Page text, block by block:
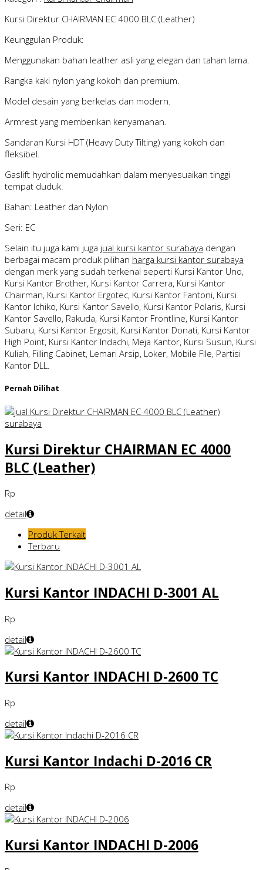
Kursi Direktur CHAIRMAN EC 4000 BLC (Leather)
Keunggulan Produk:
Menggunakan bahan leather asli yang elegan dan tahan lama.
Rangka kaki nylon yang kokoh dan premium.
Model desain yang berkelas dan modern.
Armrest yang memberikan kenyamanan.
Sandaran Kursi HDT (Heavy Duty Tilting) yang kokoh dan
fleksibel.
Gaslift hydrolic memudahkan dalam menyesuaikan tinggi
tempat duduk.
Bahan: Leather dan Nylon
Seri: EC
Selain itu juga kami juga jual kursi kantor surabaya dengan
berbagai macam produk pilihan harga kursi kantor surabaya
dengan merk yang sudah terkenal seperti Kursi Kantor Uno,
Kursi Kantor Brother, Kursi Kantor Carrera, Kursi Kantor
Chairman, Kursi Kantor Ergotec, Kursi Kantor Fantoni, Kursi
Kantor Ichiko, Kursi Kantor Savello, Kursi Kantor Polaris, Kursi
Kantor Savello, Rakuda, Kursi Kantor Frontline, Kursi Kantor
Subaru, Kursi Kantor Ergosit, Kursi Kantor Donati, Kursi Kantor
High Point, Kursi Kantor Indachi, Meja Kantor, Kursi Susun, Kursi
Kuliah, Filling Cabinet, Lemari Arsip, Loker, Mobile FIle, Partisi
Kantor DLL.
Pernah Dilihat
Kursi Direktur CHAIRMAN EC 4000
BLC (Leather)
Rp
detail
Produk Terkait
Terbaru
Kursi Kantor INDACHI D-3001 AL
Rp
detail
Kursi Kantor INDACHI D-2600 TC
Rp
detail
Kursi Kantor Indachi D-2016 CR
Rp
detail
Kursi Kantor INDACHI D-2006